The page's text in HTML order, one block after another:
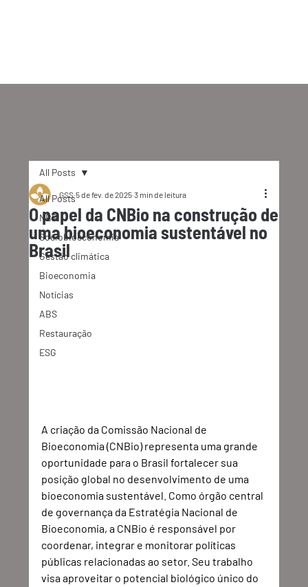
All Posts
NBS
Sociobioeconomia
Gestão climática
Bioeconomia
Notícias
ABS
Restauração
ESG
All Posts
O papel da CNBio na construção de
uma bioeconomia sustentável no
Brasil
GSS 5 de fev. de 2025 3 min de leitura
A criação da Comissão Nacional de
Bioeconomia (CNBio) representa uma grande
oportunidade para o Brasil fortalecer sua
posição global no desenvolvimento de uma
bioeconomia sustentável. Como órgão central
de governança da Estratégia Nacional de
Bioeconomia, a CNBio é responsável por
coordenar, integrar e monitorar políticas
públicas relacionadas ao setor. Seu trabalho
visa aproveitar o potencial biológico único do